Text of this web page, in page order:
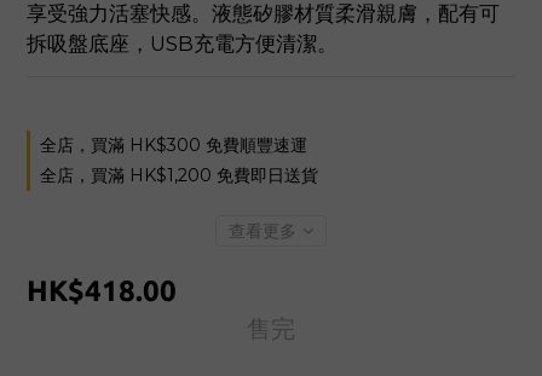
享受強力活塞快感。液態矽膠材質柔滑親膚，配有可
拆吸盤底座，USB充電方便清潔。
全店，買滿 HK$300 免費順豐速運
全店，買滿 HK$1,200 免費即日送貨
查看更多
HK$418.00
售完